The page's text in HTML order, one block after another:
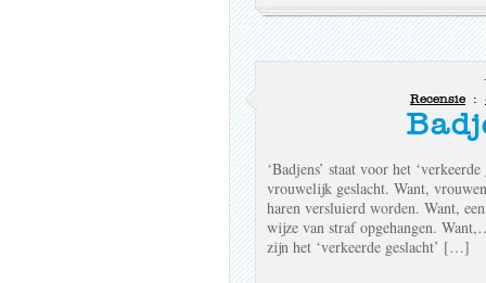
Recensie :
‘Badjens’ staat voor het
vrouwelijk geslacht. Want,
haren versluierd worden. Want,
wijze van straf opgehangen.
zijn het ‘verkeerde geslacht’ […]